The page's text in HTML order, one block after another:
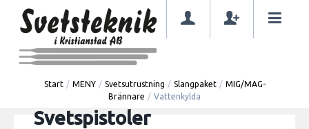
Start / MENY / Svetsutrustning / Slangpaket / MIG/MAG-
Brännare / Vattenkylda
Svetspistoler